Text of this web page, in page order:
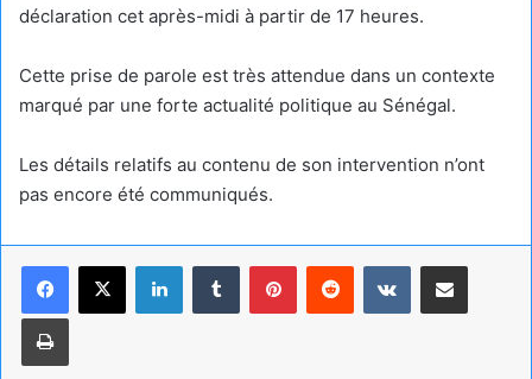
déclaration cet après-midi à partir de 17 heures.
Cette prise de parole est très attendue dans un contexte
marqué par une forte actualité politique au Sénégal.
Les détails relatifs au contenu de son intervention n’ont
pas encore été communiqués.
LinkedinTumblr PinterestReddit VKontaktePartager par email
Imprimer